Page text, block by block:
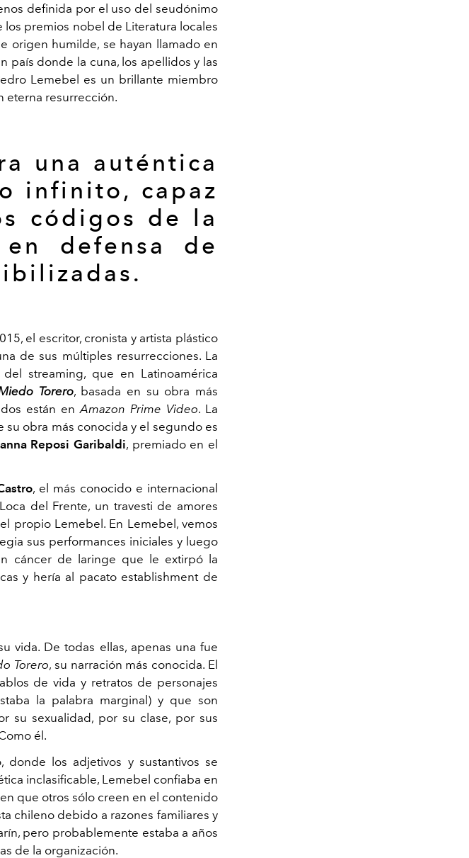
definida por el uso del seudónimo
premios nobel de Literatura locales
origen humilde, se hayan llamado en
país donde la cuna, los apellidos y las
Lemebel es un brillante miembro
eterna resurrección.
una auténtica
infinito, capaz
códigos de la
defensa de
el escritor, cronista y artista plástico
de sus múltiples resurrecciones. La
delstreaming, que en Latinoamérica
Torero, basada en su obra más
están en Amazon Prime Video. La
su obra más conocida y el segundo es
Reposi Garibaldi, premiado en el
, el más conocido e internacional
del Frente, un travesti de amores
propio Lemebel. En Lemebel, vemos
sus performances iniciales y luego
cáncer de laringe que le extirpó la
y hería al pacato establishment de
vida. De todas ellas, apenas una fue
Torero, su narración más conocida. El
de vida y retratos de personajes
la palabra marginal) y que son
su sexualidad, por su clase, por sus
él.
los adjetivos y sustantivos se
inclasificable, Lemebel confiaba en
que otros sólo creen en el contenido
chileno debido a razones familiares y
pero probablemente estaba a años
de la organización.